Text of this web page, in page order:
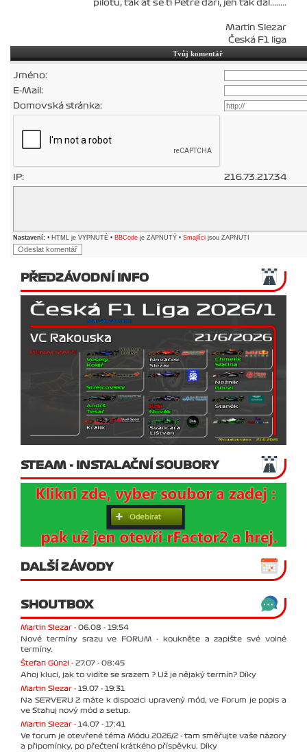
pilotů, tak ať se ti Petře daří, jen tak dál........
Martin Slezar
Česká F1 liga
Tvůj komentář
Jméno:
E-Mail:
Domovská stránka:
IP: 216.73.217.34
Nastavení: • HTML je VYPNUTÉ • BBCode je ZAPNUTÝ • Smajlíci jsou ZAPNUTI
PŘEDZÁVODNÍ INFO
STEAM - INSTALAČNÍ SOUBORY
DALŠÍ ZÁVODY
SHOUTBOX
Martin Slezar - 06.08 - 19:54
Nové termíny srazu ve FORUM - koukněte a zapište své volné
termíny.
Štefan Günzl - 27.07 - 08:45
Ahoj kluci, jak to vidíte se srazem ? Už je nějaký termín? Díky
Martin Slezar - 19.07 - 19:31
Na SERVERU 2 máte k dispozici upravený mód, ve Forum je popis a
ve Stahuj nový mód a setup.
Martin Slezar - 14.07 - 17:41
Ve forum je otevřené téma Módu 2026/2 - tam směřujte vaše názory
a připomínky, po přečtení krátkého příspěvku. Díky